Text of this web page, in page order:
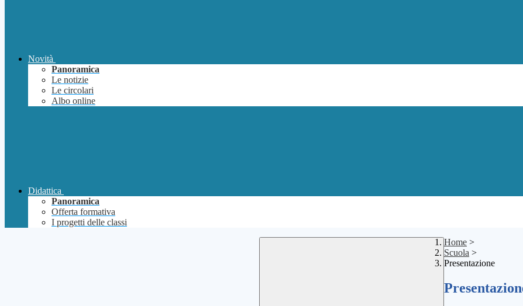
Novità
Panoramica
Le notizie
Le circolari
Albo online
Didattica
Panoramica
Offerta formativa
I progetti delle classi
Home >
Scuola >
Presentazione